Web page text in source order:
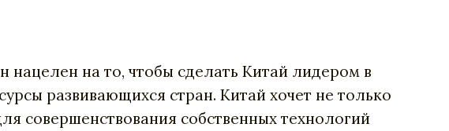
нацелен на то, чтобы сделать Китай лидером в
развивающихся стран. Китай хочет не только
совершенствования собственных технологий